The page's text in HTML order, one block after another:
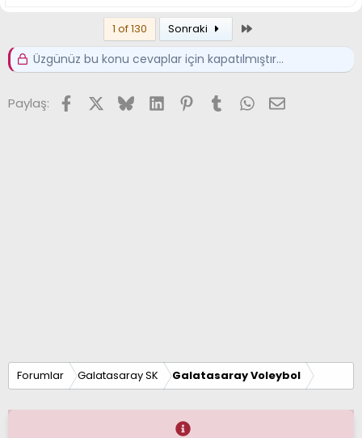
1 of 130 Sonraki
Üzgünüz bu konu cevaplar için kapatılmıştır...
Paylaş: FacebookX (Twitter)
BlueskyLinkedInPinterest
TumblrWhatsApp
E-posta
Forumlar Galatasaray SK Galatasaray Voleybol